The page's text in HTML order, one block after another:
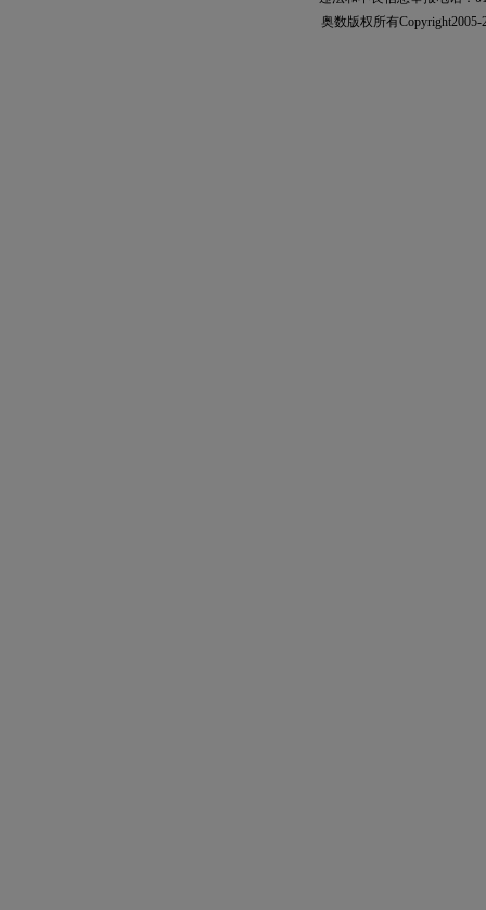
奥数 版权所有Copyright2005-